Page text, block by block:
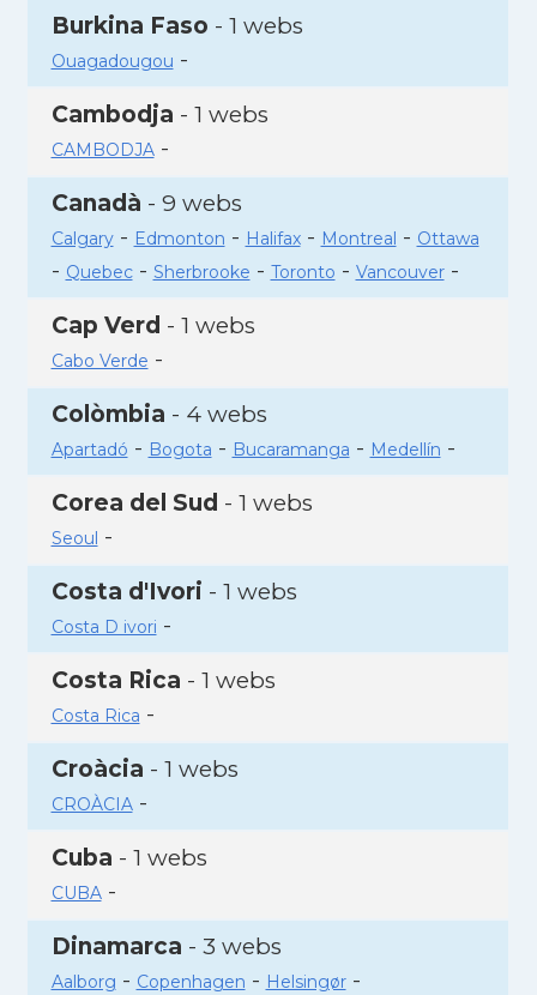
Burkina Faso - 1 webs
Ouagadougou -
Cambodja - 1 webs
CAMBODJA-
Canadà - 9 webs
Calgary- Edmonton - Halifax- Montreal - Ottawa
- Quebec- Sherbrooke - Toronto - Vancouver-
Cap Verd - 1 webs
Cabo Verde -
Colòmbia - 4 webs
Apartadó - Bogota - Bucaramanga - Medellín -
Corea del Sud - 1 webs
Seoul -
Costa d'Ivori - 1 webs
Costa D ivori -
Costa Rica - 1 webs
Costa Rica -
Croàcia - 1 webs
CROÀCIA-
Cuba - 1 webs
CUBA-
Dinamarca - 3 webs
Aalborg - Copenhagen - Helsingør-